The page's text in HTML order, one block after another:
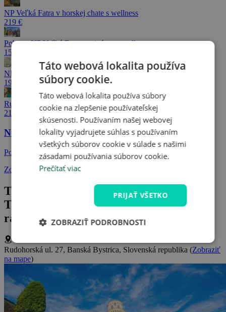
NP Veľká Fatra v horskej chate s wellness
219 €
Pobyt v NP Veľká Fatra s privátnym wellness
157 €
NP Veľká Fatra: Pobyt s privátnym wellness
199 €
Ružomberok pri Liptovskej Mare s wellness
218 €
Nevybrali ste si?
Pozrite sa na ďalšie výhodné ponuky!
Zobraziť ďalšie ponuky
Taliansko: poznávací zájazd do
Toskánska-návšteva Florencie a Pisy,
raňajky v hoteli
Rudohorská ul. 27, Banská Bystrica, Slovenská republika (Zobraziť
na mape)
Táto webová lokalita používa
súbory cookie.
Táto webová lokalita používa súbory
cookie na zlepšenie používateľskej
skúsenosti. Používaním našej webovej
lokality vyjadrujete súhlas s používaním
všetkých súborov cookie v súlade s našimi
zásadami používania súborov cookie.
Prečítať viac
PRIJAŤ VŠETKO
ZOBRAZIŤ PODROBNOSTI